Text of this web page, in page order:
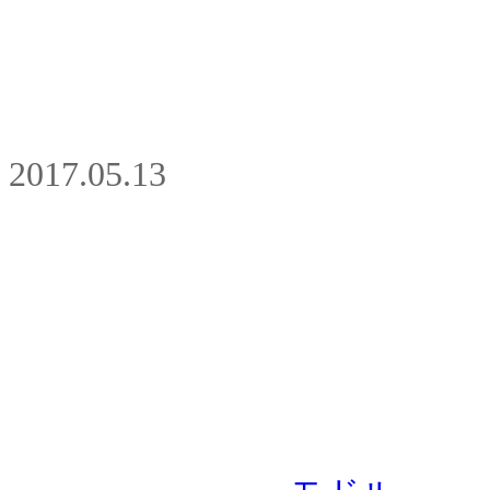
2017.05.13